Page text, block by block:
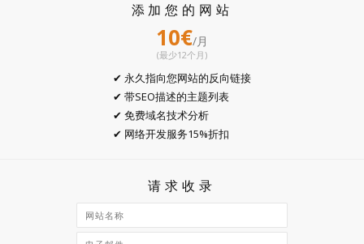
添加您的网站
10€/月
(最少12个月)
✔ 永久指向您网站的反向链接
✔ 带SEO描述的主题列表
✔ 免费域名技术分析
✔ 网络开发服务15%折扣
请求收录